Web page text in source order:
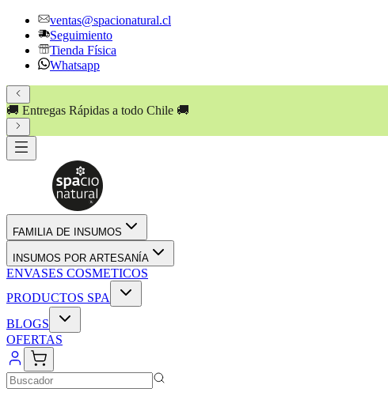
ventas@spacionatural.cl
Seguimiento
Tienda Física
Whatsapp
🚚 Entregas Rápidas a todo Chile 🚚
FAMILIA DE INSUMOS
INSUMOS POR ARTESANÍA
ENVASES COSMETICOS
PRODUCTOS SPA
BLOGS
OFERTAS